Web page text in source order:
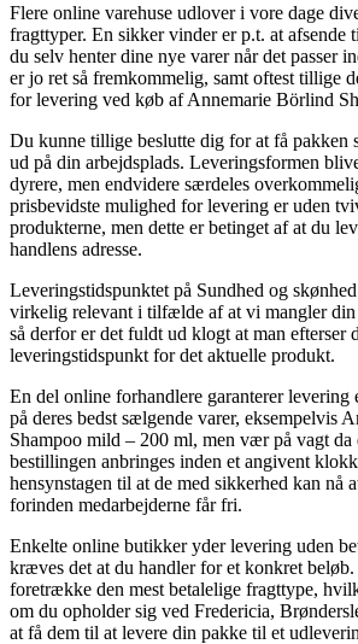
Flere online varehuse udlover i vore dage
fragttyper. En sikker vinder er p.t. at afsende
du selv henter dine nye varer når det passer
er jo ret så fremkommelig, samt oftest tillige
for levering ved køb af Annemarie Börlind
Du kunne tillige beslutte dig for at få pakken
ud på din arbejdsplads. Leveringsformen
dyrere, men endvidere særdeles
prisbevidste mulighed for levering er uden
produkterne, men dette er betinget af at du
handlens adresse.
Leveringstidspunktet på Sundhed og
virkelig relevant i tilfælde af at vi mangler din
så derfor er det fuldt ud klogt at man efterser
leveringstidspunkt for det aktuelle produkt.
En del online forhandlere garanterer levering
på deres bedst sælgende varer, eksempelvis
Shampoo mild – 200 ml, men vær på vagt
bestillingen anbringes inden et angivent
hensynstagen til at de med sikkerhed kan nå
forinden medarbejderne får fri.
Enkelte online butikker yder levering uden
kræves det at du handler for et konkret
foretrække den mest betalelige fragttype,
om du opholder sig ved Fredericia,
at få dem til at levere din pakke til et